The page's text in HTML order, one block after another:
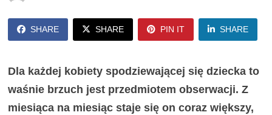
SHARE SHARE PIN IT SHARE
Dla każdej kobiety spodziewającej się dziecka to
waśnie brzuch jest przedmiotem obserwacji. Z
miesiąca na miesiąc staje się on coraz większy,